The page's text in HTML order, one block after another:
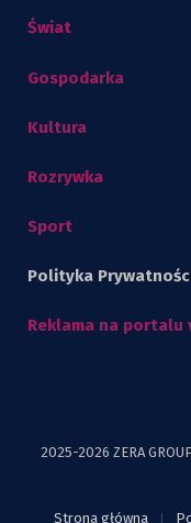
Świat
Gospodarka
Kultura
Rozrywka
Sport
Polityka
Reklama na portalu
2025-2026 ZERA
Strona główna